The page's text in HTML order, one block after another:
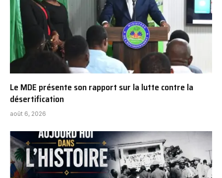
Le MDE présente son rapport sur la lutte contre la
désertification
août 6, 2026